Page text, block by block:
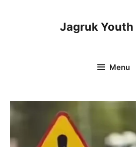
Jagruk Youth
Menu